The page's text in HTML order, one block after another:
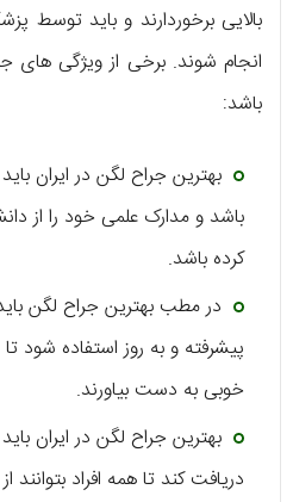
بالایی برخوردارند و باید توسط
انجام شوند. برخی از ویژگی های
باشد:
بهترین جراح لگن در ایران
باشد و مدارک علمی خود را از
کرده باشد.
در مطب بهترین جراح لگن
پیشرفته و به روز استفاده شود تا
خوبی به دست بیاورند.
بهترین جراح لگن در ایران
دریافت کند تا همه افراد